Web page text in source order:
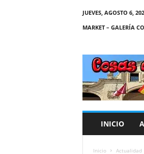
JUEVES, AGOSTO 6,
MARKET – GALERÍA
C
A
S
INICIO
Inicio Actualidad